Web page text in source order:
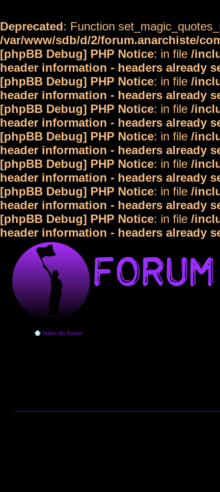
Deprecated: Function
/var/www/sdb/d/2/forum.anarchiste/
[phpBB Debug] PHP Notice: in file /
header information - headers already
[phpBB Debug] PHP Notice: in file /
header information - headers already
[phpBB Debug] PHP Notice: in file /
header information - headers already
[phpBB Debug] PHP Notice: in file /
header information - headers already
[phpBB Debug] PHP Notice: in file /
header information - headers already
[phpBB Debug] PHP Notice: in file /
header information - headers already
[phpBB Debug] PHP Notice: in file /
header information - headers already
Index du forum